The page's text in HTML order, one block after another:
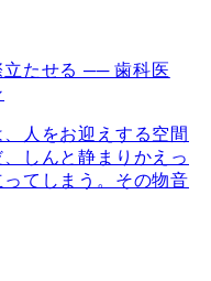
立たせる ── 歯科医
人をお迎えする空間
しんと静まりかえっ
てしまう。その物音